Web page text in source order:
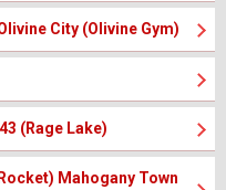
City (Olivine Gym)
(Rage Lake)
Mahogany Town